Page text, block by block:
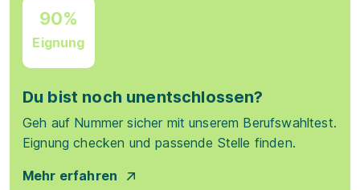
90%
Eignung
Du bist noch unentschlossen?
Geh auf Nummer sicher mit unserem Berufswahltest.
Eignung checken und passende Stelle finden.
Mehr erfahren